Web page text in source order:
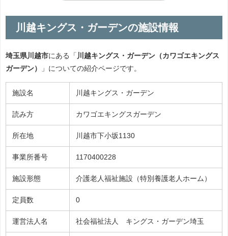
川越キングス・ガーデンの施設情報
埼玉県川越市にある「 川越キングス・ガーデン（カワゴエキングス
ガーデン）
」についての紹介ページです。
施設名 川越キングス・ガーデン
読み方 カワゴエキングスガーデン
所在地 川越市下小坂1130
事業所番号 1170400228
施設形態 介護老人福祉施設（特別養護老人ホーム）
定員数 0
運営法人名 社会福祉法人 キングス・ガーデン埼玉